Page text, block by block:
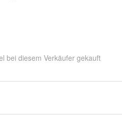
bei diesem Verkäufer gekauft